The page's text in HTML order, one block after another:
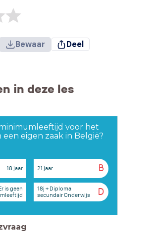
Bewaar Deel
in deze les
voor het
eigen zaak in België?
18 jaar B
21 jaar
is geen
D
18j + Diploma
secundair Onderwijs